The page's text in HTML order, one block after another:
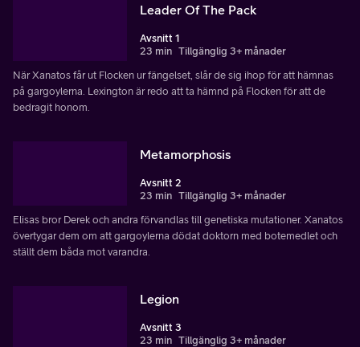
Leader Of The Pack
Avsnitt 1
23 min Tillgänglig 3+ månader
När Xanatos får ut Flocken ur fängelset, slår de sig ihop för att hämnas
på gargoylerna. Lexington är redo att ta hämnd på Flocken för att de
bedragit honom.
Metamorphosis
Avsnitt 2
23 min Tillgänglig 3+ månader
Elisas bror Derek och andra förvandlas till genetiska mutationer. Xanatos
övertygar dem om att gargoylerna dödat doktorn med botemedlet och
ställt dem båda mot varandra.
Legion
Avsnitt 3
23 min Tillgänglig 3+ månader